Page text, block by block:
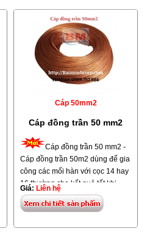
Cáp 50mm2
Cáp đồng trần 50 mm2
Cáp đồng trần 50 mm2 -
Cáp đồng trần 50m2 dùng để gia
công các mối hàn với cọc 14 hay
16 thường cho kết quả tốt khi
dùng hàn với thuốc 90g 1. Thông
tin cáp đồng trần 50mm2 - Hàng
Giá: Liên hệ